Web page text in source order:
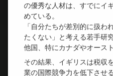
の優秀な人材は、すでにイ
めている。
「自分たちが差別的に扱わ
たくない」と考える若手研
他国、特にカナダやオース
その結果、イギリスは税収
業の国際競争力を低下させ